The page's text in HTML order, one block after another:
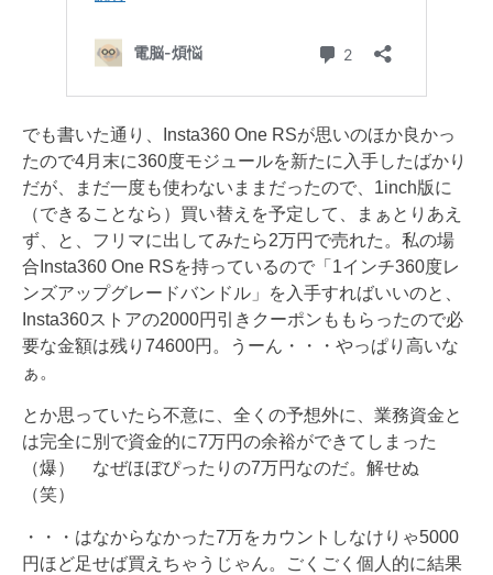
でも書いた通り、Insta360 One RSが思いのほか良かっ
たので4月末に360度モジュールを新たに入手したばかり
だが、まだ一度も使わないままだったので、1inch版に
（できることなら）買い替えを予定して、まぁとりあえ
ず、と、フリマに出してみたら2万円で売れた。私の場
合Insta360 One RSを持っているので「1インチ360度レ
ンズアップグレードバンドル」を入手すればいいのと、
Insta360ストアの2000円引きクーポンももらったので必
要な金額は残り74600円。うーん・・・やっぱり高いな
ぁ。
とか思っていたら不意に、全くの予想外に、業務資金と
は完全に別で資金的に7万円の余裕ができてしまった
（爆） なぜほぼぴったりの7万円なのだ。解せぬ
（笑）
・・・はなからなかった7万をカウントしなけりゃ5000
円ほど足せば買えちゃうじゃん。ごくごく個人的に結果